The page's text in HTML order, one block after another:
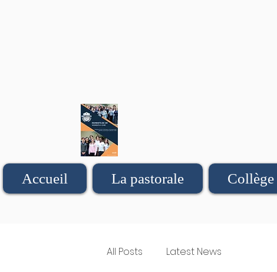
Accueil La pastorale Collège
All Posts Latest News